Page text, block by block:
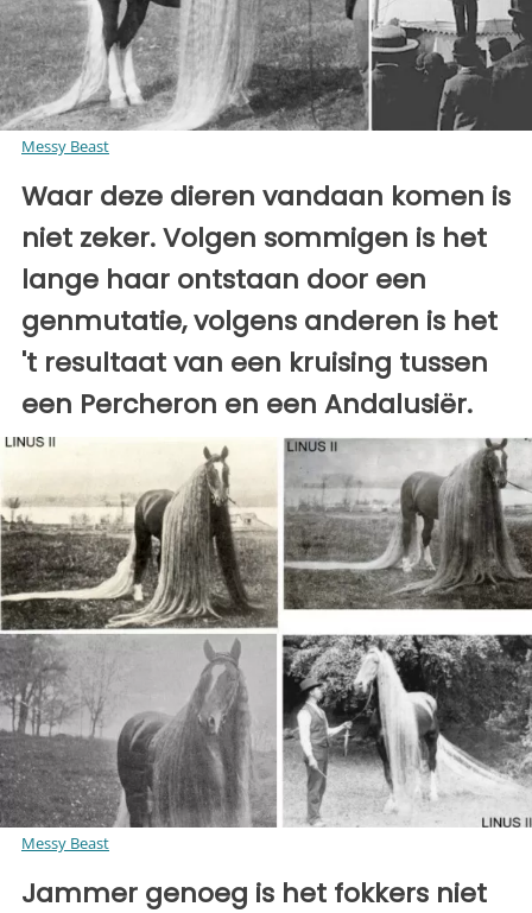
Messy Beast
Waar deze dieren vandaan komen is
niet zeker. Volgen sommigen is het
lange haar ontstaan door een
genmutatie, volgens anderen is het
't resultaat van een kruising tussen
een Percheron en een Andalusiër.
Messy Beast
Jammer genoeg is het fokkers niet